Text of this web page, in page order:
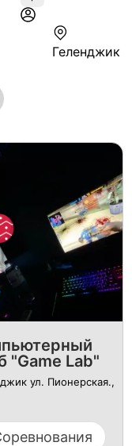
Геленджик
"Game Lab"
ул. Пионерская.,